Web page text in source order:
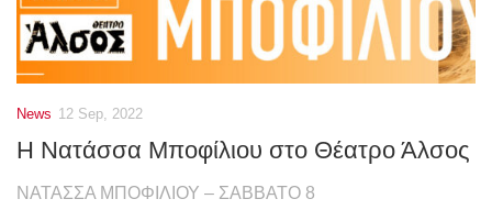
News 12 Sep, 2022
Η Νατάσσα Μποφίλιου στο Θέατρο Άλσος
ΝΑΤΑΣΣΑ ΜΠΟΦΙΛΙΟΥ – ΣΑΒΒΑΤΟ 8